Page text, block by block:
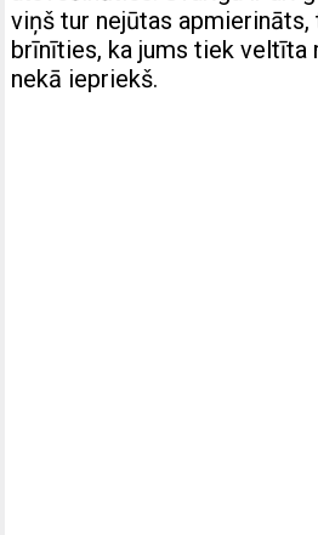
viņš tur nejūtas apmierināts,
brīnīties, ka jums tiek veltīta
nekā iepriekš.